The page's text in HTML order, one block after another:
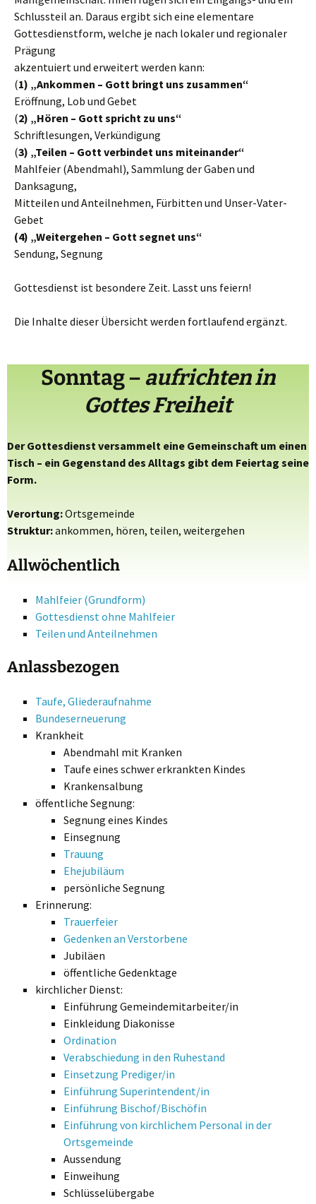
Schlussteil an. Daraus ergibt sich eine elementare
Gottesdienstform, welche je nach lokaler und regionaler
Prägung
akzentuiert und erweitert werden kann:
(1) „Ankommen – Gott bringt uns zusammen“
Eröffnung, Lob und Gebet
(2) „Hören – Gott spricht zu uns“
Schriftlesungen, Verkündigung
(3) „Teilen – Gott verbindet uns miteinander“
Mahlfeier (Abendmahl), Sammlung der Gaben und
Danksagung,
Mitteilen und Anteilnehmen, Fürbitten und Unser-Vater-
Gebet
(4) „Weitergehen – Gott segnet uns“
Sendung, Segnung
Gottesdienst ist besondere Zeit. Lasst uns feiern!
Die Inhalte dieser Übersicht werden fortlaufend ergänzt.
Sonntag– aufrichtenin
Gottes Freiheit
Der Gottesdienst versammelt eine Gemeinschaft um einen
Tisch – ein Gegenstand des Alltags gibt dem Feiertag seine
Form.
Verortung:Ortsgemeinde
Struktur:ankommen, hören, teilen, weitergehen
Allwöchentlich
Mahlfeier (Grundform)
Gottesdienst ohne Mahlfeier
Teilen und Anteilnehmen
Anlassbezogen
Taufe, Gliederaufnahme
Bundeserneuerung
Krankheit
Abendmahl mit Kranken
Taufe eines schwer erkrankten Kindes
Krankensalbung
öffentliche Segnung:
Segnung eines Kindes
Einsegnung
Trauung
Ehejubiläum
persönliche Segnung
Erinnerung:
Trauerfeier
Gedenken an Verstorbene
Jubiläen
öffentliche Gedenktage
kirchlicher Dienst:
Einführung Gemeindemitarbeiter/in
Einkleidung Diakonisse
Ordination
Verabschiedung in den Ruhestand
Einsetzung Prediger/in
Einführung Superintendent/in
Einführung Bischof/Bischöfin
Einführung von kirchlichem Personal in der
Ortsgemeinde
Aussendung
Einweihung
Schlüsselübergabe